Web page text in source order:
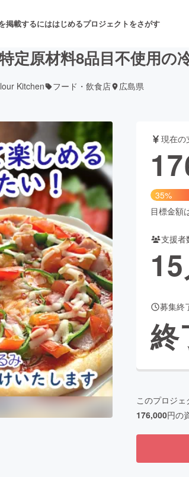
掲載するにははじめるプロジェクトをさがす
舞台・パフォーマンス
発 フード・飲食店
アニメ・漫画
ビューティー・ヘルスケ
for Social GoodCAMPFIRE Creation
ふるさと納税machi-yaコミュニティ
定原材料8品目不使用の
Kitchen フード・飲食店 広島県
現在の
35%
目標金額
支援者
15
募集終
終
このプロジェ
176,000円の